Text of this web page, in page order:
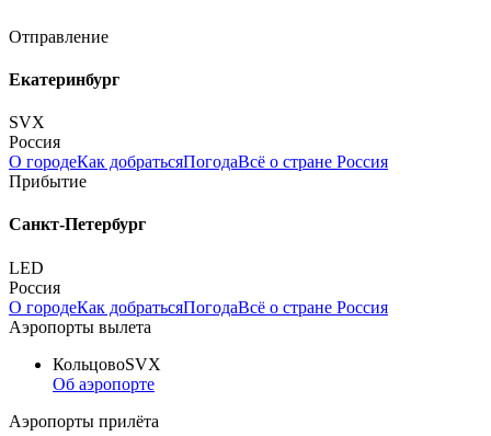
Отправление
Екатеринбург
SVX
Россия
О городеКак добратьсяПогодаВсё о стране Россия
Прибытие
Санкт-Петербург
LED
Россия
О городеКак добратьсяПогодаВсё о стране Россия
Аэропорты вылета
КольцовоSVX
Об аэропорте
Аэропорты прилёта